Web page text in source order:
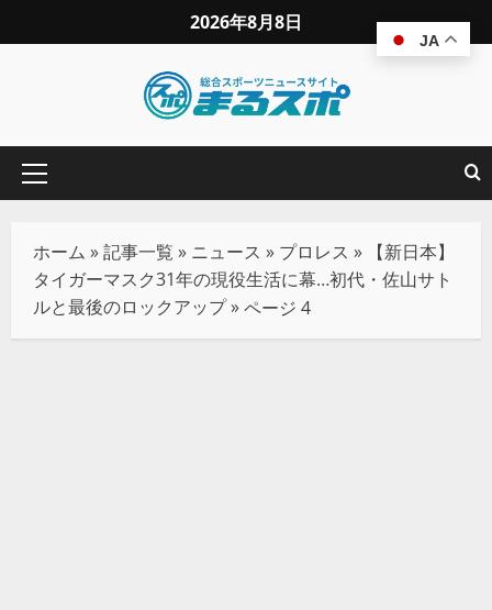
2026年8月8日
ホーム »記事一覧 » ニュース » プロレス »
【新日本】
タイガーマスク31年の現役生活に幕…初代・佐山サト
ルと最後のロックアップ»ページ 4
JA